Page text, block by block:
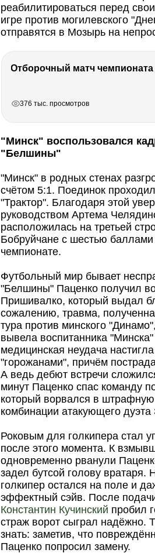
реабилитироваться перед
игре против могилевского
отправятся в Мозырь на
376 тыс. просмотров
"Минск" воспользовался
"Белшины"
"Минск" в родных стенах
счётом 5:1. Поединок
"Трактор". Благодаря этой
руководством Артема
расположилась на третьей
Бобруйчане с шестью
чемпионате.
Футбольный мир бывает
"Белшины" Паценко получил
Пришивалко, который выдал
сожалению, травма,
тура против минского
вывела воспитанника
медицинская неудача
"горожанами", причём
А ведь дебют встречи
минут Паценко спас команду
который ворвался в штрафную
комбинации атакующего
Роковым для голкипера стал
после этого момента. К
одновременно рванули
задел бутсой голову
голкипер остался на поле и
эффектный сэйв. После
Константин Кучинский пробил
страж ворот сыграл надёжно.
знать: заметив, что
Паценко попросил замену.